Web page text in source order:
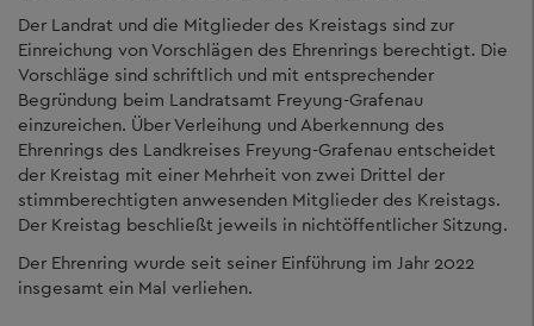
Der Landrat und die Mitglieder des Kreistags sind zur
Einreichung von Vorschlägen des Ehrenrings berechtigt. Die
Vorschläge sind schriftlich und mit entsprechender
Begründung beim Landratsamt Freyung-Grafenau
einzureichen. Über Verleihung und Aberkennung des
Ehrenrings des Landkreises Freyung-Grafenau entscheidet
der Kreistag mit einer Mehrheit von zwei Drittel der
stimmberechtigten anwesenden Mitglieder des Kreistags.
Der Kreistag beschließt jeweils in nichtöffentlicher Sitzung.
Der Ehrenring wurde seit seiner Einführung im Jahr 2022
insgesamt ein Mal verliehen.